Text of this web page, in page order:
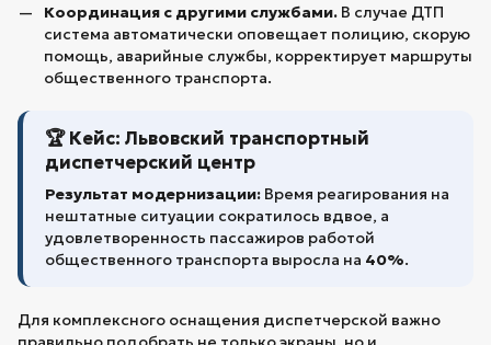
Координация с другими службами. В случае ДТП
система автоматически оповещает полицию, скорую
помощь, аварийные службы, корректирует маршруты
общественного транспорта.
🏆 Кейс: Львовский транспортный
диспетчерский центр
Результат модернизации: Время реагирования на
нештатные ситуации сократилось вдвое, а
удовлетворенность пассажиров работой
общественного транспорта выросла на 40%.
Для комплексного оснащения диспетчерской важно